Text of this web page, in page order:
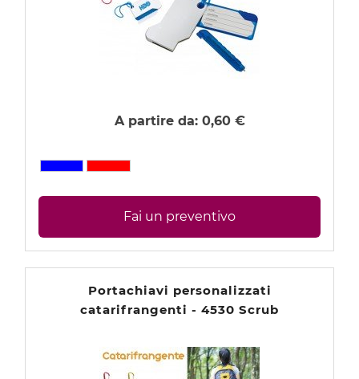
A partire da: 0,60 €
Fai un preventivo
Portachiavi personalizzati
catarifrangenti - 4530 Scrub